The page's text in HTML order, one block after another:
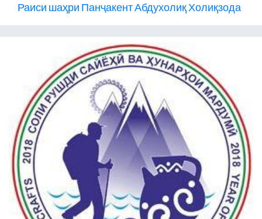
Раиси шаҳри Панҷакент Абдухолиқ Холиқзода